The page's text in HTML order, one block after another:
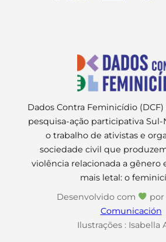
Dados Contra Feminicídio
pesquisa-ação participativa
o trabalho de ativistas e
sociedade civil que
violência relacionada a gênero
mais letal: o
Desenvolvido com
Comunicación
Ilustrações : Isabella